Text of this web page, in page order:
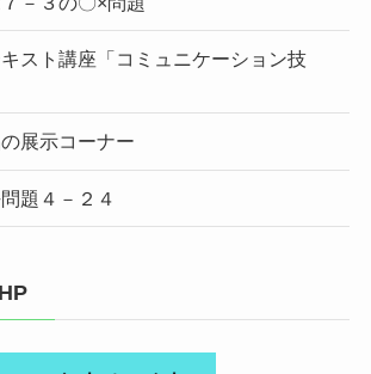
スト講座「コミュニケーション技
展示コーナー
題４－２４